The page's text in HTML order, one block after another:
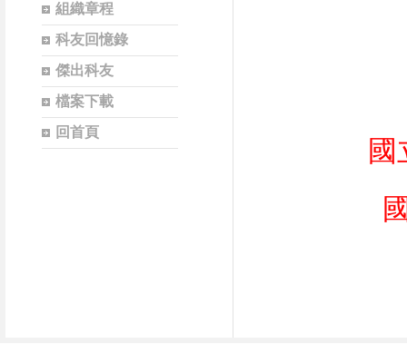
組織章程
科友回憶錄
傑出科友
檔案下載
回首頁
國